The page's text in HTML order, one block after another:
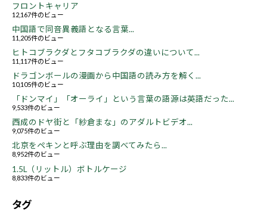
フロントキャリア
12,167件のビュー
中国語で同音異義語となる言葉...
11,205件のビュー
ヒトコブラクダとフタコブラクダの違いについて...
11,117件のビュー
ドラゴンボールの漫画から中国語の読み方を解く...
10,105件のビュー
「ドンマイ」「オーライ」という言葉の語源は英語だった...
9,533件のビュー
西成のドヤ街と「紗倉まな」のアダルトビデオ...
9,075件のビュー
北京をペキンと呼ぶ理由を調べてみたら...
8,952件のビュー
1.5L（リットル）ボトルケージ
8,833件のビュー
タグ